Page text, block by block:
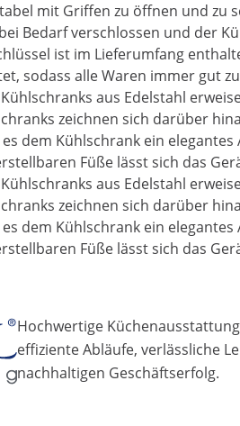
mit Griffen zu öffnen und zu
Bedarf verschlossen und der
ist im Lieferumfang
sodass alle Waren immer gut
aus Edelstahl
zeichnen sich darüber
dem Kühlschrank ein
Füße lässt sich das
aus Edelstahl
zeichnen sich darüber
dem Kühlschrank ein
Füße lässt sich das
Hochwertige
effiziente Abläufe, verlässliche
nachhaltigen Geschäftserfolg.